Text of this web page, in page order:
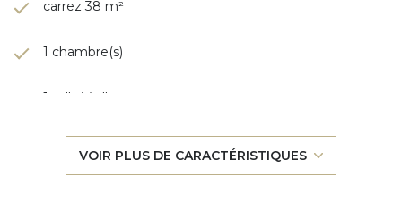
carrez 38 m²
1 chambre(s)
1 salle(s) d'eau
VOIR PLUS DE CARACTÉRISTIQUES